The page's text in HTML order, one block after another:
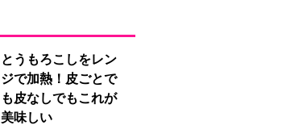
とうもろこしをレン
ジで加熱！皮ごとで
も皮なしでもこれが
美味しい